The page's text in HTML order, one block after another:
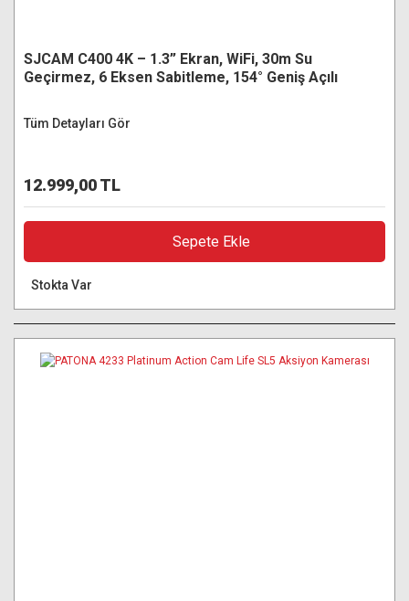
SJCAM C400 4K – 1.3” Ekran, WiFi, 30m Su
Geçirmez, 6 Eksen Sabitleme, 154° Geniş Açılı
Tüm Detayları Gör
12.999,00 TL
Sepete Ekle
Stokta Var